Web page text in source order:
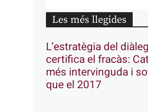
Les més llegides
L’estratègia del diàleg
certifica el fracàs:
més intervinguda i
que el 2017